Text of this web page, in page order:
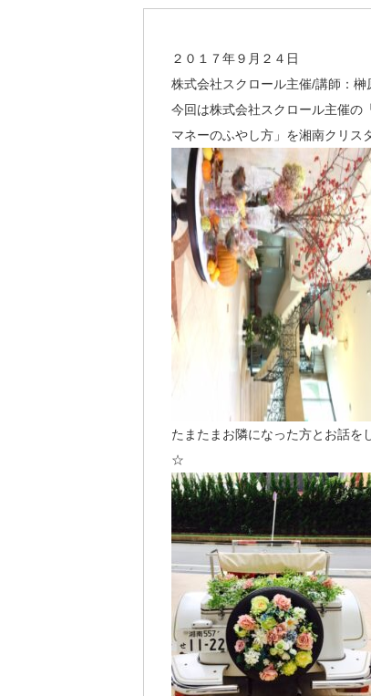
２０１７年９月２４日
株式会社スクロール主催/講師：榊
今回は株式会社スクロール主催
マネーのふやし方」を湘南クリ
たまたまお隣になった方とお話を
☆